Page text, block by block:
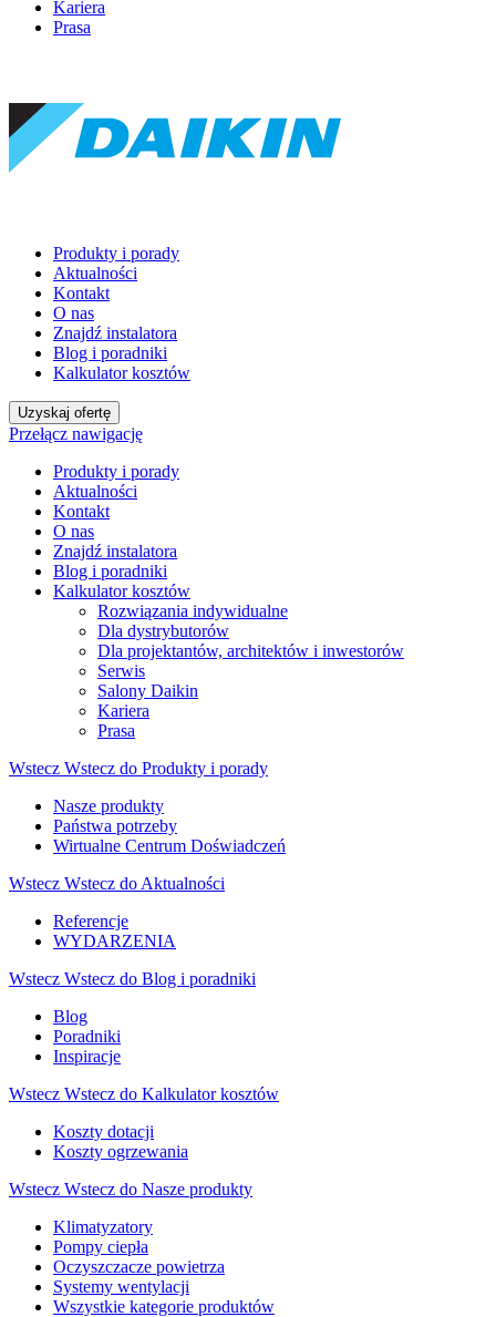
Kariera
Prasa
Produkty i porady
Aktualności
Kontakt
O nas
Znajdź instalatora
Blog i poradniki
Kalkulator kosztów
Uzyskaj ofertę
Przełącz nawigację
Produkty i porady
Aktualności
Kontakt
O nas
Znajdź instalatora
Blog i poradniki
Kalkulator kosztów
Rozwiązania indywidualne
Dla dystrybutorów
Dla projektantów, architektów i inwestorów
Serwis
Salony Daikin
Kariera
Prasa
Wstecz Wstecz do Produkty i porady
Nasze produkty
Państwa potrzeby
Wirtualne Centrum Doświadczeń
Wstecz Wstecz do Aktualności
Referencje
WYDARZENIA
Wstecz Wstecz do Blog i poradniki
Blog
Poradniki
Inspiracje
Wstecz Wstecz do Kalkulator kosztów
Koszty dotacji
Koszty ogrzewania
Wstecz Wstecz do Nasze produkty
Klimatyzatory
Pompy ciepła
Oczyszczacze powietrza
Systemy wentylacji
Wszystkie kategorie produktów